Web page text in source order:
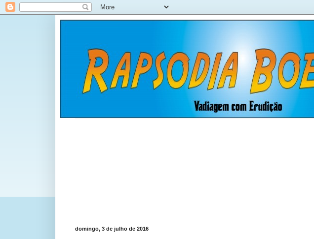
domingo, 3 de julho de 2016